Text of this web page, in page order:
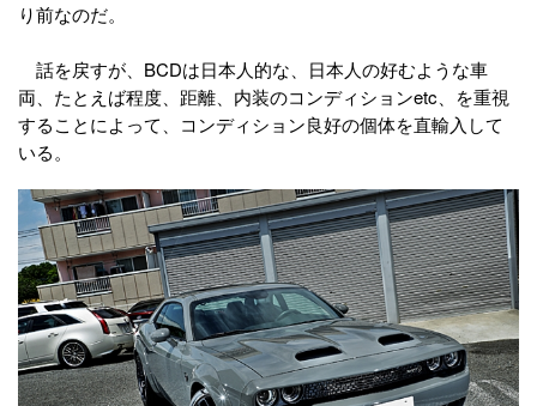
り前なのだ。
話を戻すが、BCDは日本人的な、日本人の好むような車
両、たとえば程度、距離、内装のコンディションetc、を重視
することによって、コンディション良好の個体を直輸入して
いる。